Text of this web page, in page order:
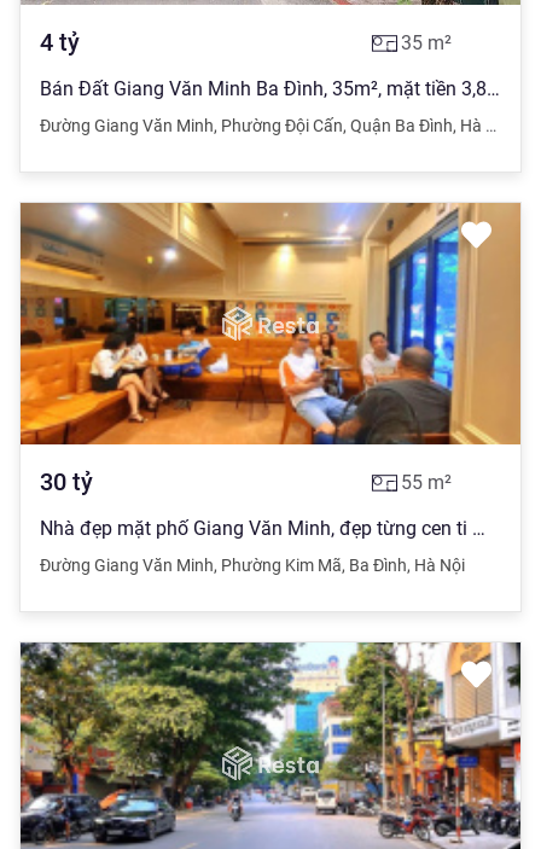
4 tỷ 35 m²
Bán Đất Giang Văn Minh Ba Đình, 35m², mặt tiền 3,8m giá nhỉnh 4 tỷ.
Đường Giang Văn Minh, Phường Đội Cấn, Quận Ba Đình, Hà Nội
30 tỷ 55 m²
Nhà đẹp mặt phố Giang Văn Minh, đẹp từng cen ti met
Đường Giang Văn Minh, Phường Kim Mã, Ba Đình, Hà Nội